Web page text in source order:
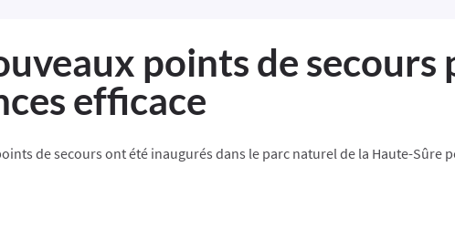
points de secours
efficace
de secours ont été inaugurés dans le parc naturel de la Haute-Sûre